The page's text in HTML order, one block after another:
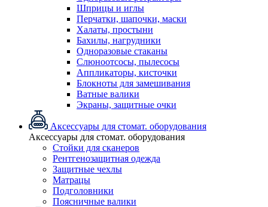
Шприцы и иглы
Перчатки, шапочки, маски
Халаты, простыни
Бахилы, нагрудники
Одноразовые стаканы
Слюноотсосы, пылесосы
Аппликаторы, кисточки
Блокноты для замешивания
Ватные валики
Экраны, защитные очки
Аксессуары для стомат. оборудования
Аксессуары для стомат. оборудования
Стойки для сканеров
Рентгенозащитная одежда
Защитные чехлы
Матрацы
Подголовники
Поясничные валики